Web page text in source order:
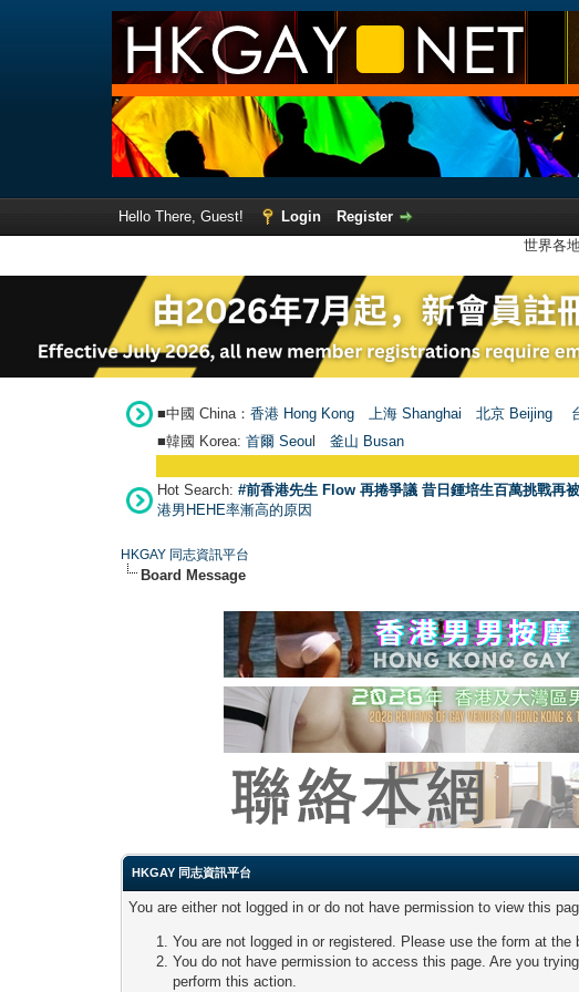
Hello There, Guest! Login
Register
世界各
■中國 China： 香港 Hong Kong 上海 Shanghai 北京 Beijing
■韓國 Korea: 首爾 Seou 釜山 Busan
Hot Search: #前香港先生 Flow 再捲爭議 昔日鍾培生百萬挑戰再
港男HEHE率漸高的原因
HKGAY 同志資訊平台
Board Message
HKGAY 同志資訊平台
You are either not logged in or do not have permission to view this
You are not logged in or registered. Please use the form at the
You do not have permission to access this page. Are you
perform this action.